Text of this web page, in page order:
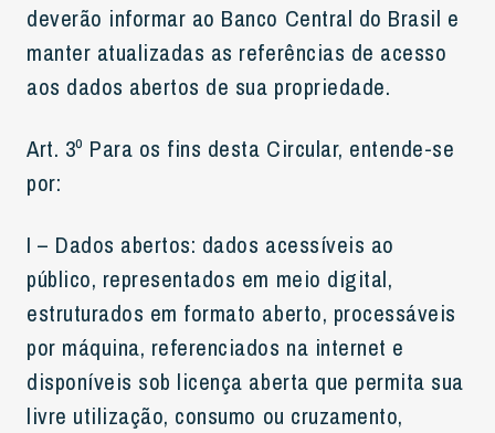
deverão informar ao Banco Central do Brasil e
manter atualizadas as referências de acesso
aos dados abertos de sua propriedade.
Art. 3º Para os fins desta Circular, entende-se
por:
I – Dados abertos: dados acessíveis ao
público, representados em meio digital,
estruturados em formato aberto, processáveis
por máquina, referenciados na internet e
disponíveis sob licença aberta que permita sua
livre utilização, consumo ou cruzamento,